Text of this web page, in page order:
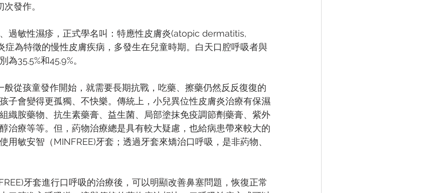
次發作。
過敏性濕疹，正式學名叫：特應性⽪膚炎(atopic dermatitis,
症為特徵的慢性⽪膚疾病，多發⽣在兒童時期。⽩天⼝腔呼吸者與
35.5%和45.9%。
般從孩童發作開始，就需要長期抗戰，吃藥、擦藥仍然反反復復的
⼦會變得更孤獨、不快樂。傳統上，小兒異位性皮膚炎治療有保濕
織胺藥物、抗生素藥膏、益生菌、局部塗抹免疫調節劑藥膏、紫外
治療等等。但，葯物治療總是具有較大疑慮，也給病患帶來較大的
用敏安智（MINFREE)牙套；透過牙套來矯治口呼吸，是非葯物、
牙套進⾏⼝呼吸的治療後，可以明顯改善⿐塞問題，恢復正常